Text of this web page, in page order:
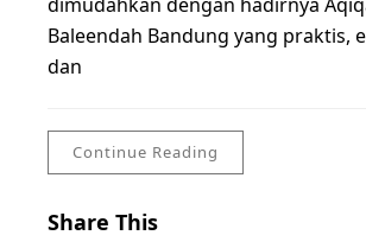
Baleendah Bandung yang praktis,
dan
Continue Reading
Share This